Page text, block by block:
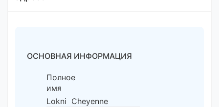
ОСНОВНАЯ ИНФОРМАЦИЯ
Полное
имя
Lokni Cheyenne